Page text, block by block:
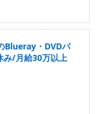
Blueray・DVDパ
み/月給30万以上